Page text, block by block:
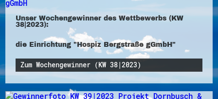
Unser Wochengewinner des Wettbewerbs (KW
38|2023):
die Einrichtung "Hospiz Bergstraße gGmbH"
Zum Wochengewinner (KW 38|2023)